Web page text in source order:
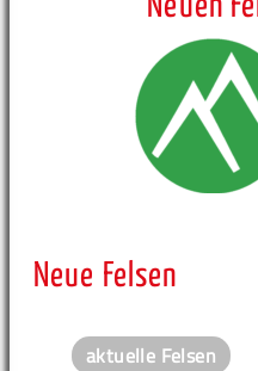
Neuen
Neue Felsen
aktuelle Felsen